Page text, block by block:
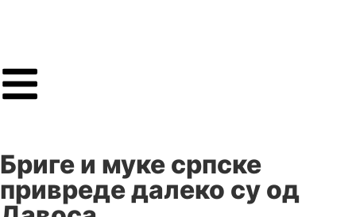
Бриге и муке српске
привреде далеко су од